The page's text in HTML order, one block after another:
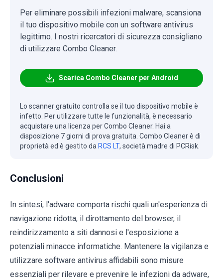
Per eliminare possibili infezioni malware, scansiona
il tuo dispositivo mobile con un software antivirus
legittimo. I nostri ricercatori di sicurezza consigliano
di utilizzare Combo Cleaner.
Scarica Combo Cleaner per Android
Lo scanner gratuito controlla se il tuo dispositivo mobile è
infetto. Per utilizzare tutte le funzionalità, è necessario
acquistare una licenza per Combo Cleaner. Hai a
disposizione 7 giorni di prova gratuita. Combo Cleaner è di
proprietà ed è gestito da RCS LT, società madre di PCRisk.
Conclusioni
In sintesi, l'adware comporta rischi quali un'esperienza di
navigazione ridotta, il dirottamento del browser, il
reindirizzamento a siti dannosi e l'esposizione a
potenziali minacce informatiche. Mantenere la vigilanza e
utilizzare software antivirus affidabili sono misure
essenziali per rilevare e prevenire le infezioni da adware,